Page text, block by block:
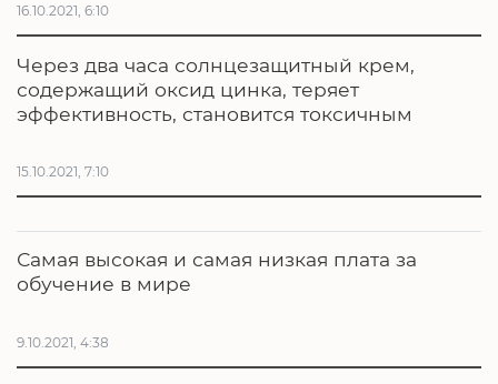
16.10.2021, 6:10
Через два часа солнцезащитный крем,
содержащий оксид цинка, теряет
эффективность, становится токсичным
15.10.2021, 7:10
Самая высокая и самая низкая плата за
обучение в мире
9.10.2021, 4:38